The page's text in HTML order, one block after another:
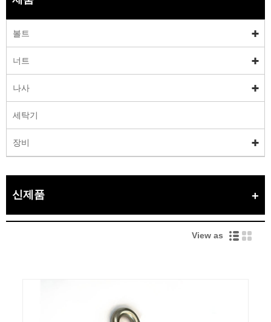
볼트
너트
나사
세탁기
장비
신제품
View as